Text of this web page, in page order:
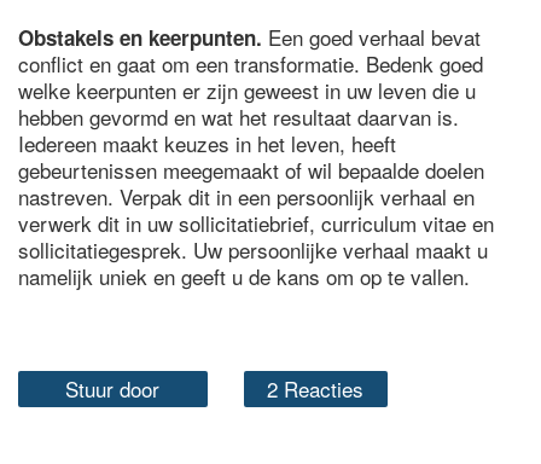
Obstakels en keerpunten. Een goed verhaal bevat
conflict en gaat om een transformatie. Bedenk goed
welke keerpunten er zijn geweest in uw leven die u
hebben gevormd en wat het resultaat daarvan is.
Iedereen maakt keuzes in het leven, heeft
gebeurtenissen meegemaakt of wil bepaalde doelen
nastreven. Verpak dit in een persoonlijk verhaal en
verwerk dit in uw sollicitatiebrief, curriculum vitae en
sollicitatiegesprek. Uw persoonlijke verhaal maakt u
namelijk uniek en geeft u de kans om op te vallen.
Stuur door 2 Reacties